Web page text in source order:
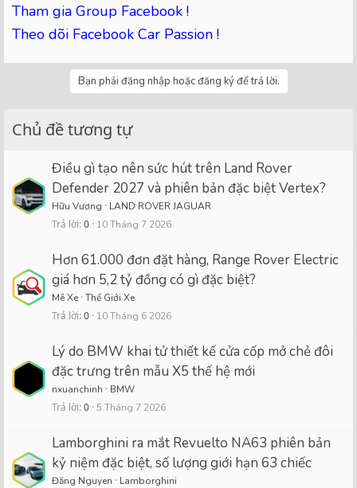
Tham gia Group Facebook !
Theo dõi Facebook Car Passion !
Bạn phải đăng nhập hoặc đăng ký để trả lời.
Chủ đề tương tự
Điều gì tạo nên sức hút trên Land Rover
Defender 2027 và phiên bản đặc biệt Vertex?
Hữu Vương LAND ROVER JAGUAR
Trả lời 0 10 Tháng 7 2026
Hơn 61.000 đơn đặt hàng, Range Rover Electric
giá hơn 5,2 tỷ đồng có gì đặc biệt?
Mê Xe Thế Giới Xe
Trả lời 0 10 Tháng 6 2026
Lý do BMW khai tử thiết kế cửa cốp mở chẻ đôi
đặc trưng trên mẫu X5 thế hệ mới
nxuanchinh BMW
Trả lời 0 5 Tháng 7 2026
Lamborghini ra mắt Revuelto NA63 phiên bản
kỷ niệm đặc biệt, số lượng giới hạn 63 chiếc
Đăng Nguyen Lamborghini